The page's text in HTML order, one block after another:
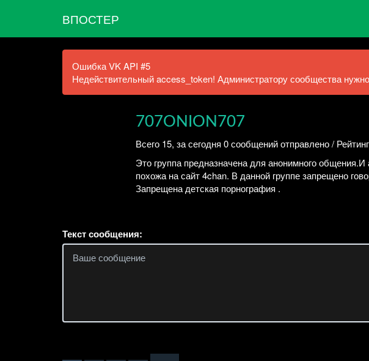
ВПОСТЕР
Ошибка VK API #5
Недействительный access_token! Администратору сообщества
707ONION707
Всего 15, за сегодня 0 сообщений отправлено /
Это группа предназначена для анонимного
похожа на сайт 4chan. В данной группе запрещено
Запрещена детская порнография .
Текст сообщения: